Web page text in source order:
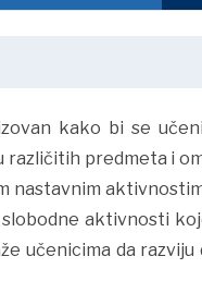
kako bi se
predmeta i
nastavnim
aktivnosti
učenicima da